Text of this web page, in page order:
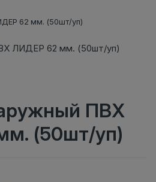
62 мм. (50шт/уп)
ПВХ
(50шт/уп)